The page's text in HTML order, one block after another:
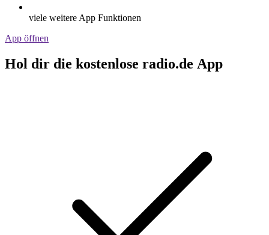
viele weitere App Funktionen
App öffnen
Hol dir die kostenlose radio.de App